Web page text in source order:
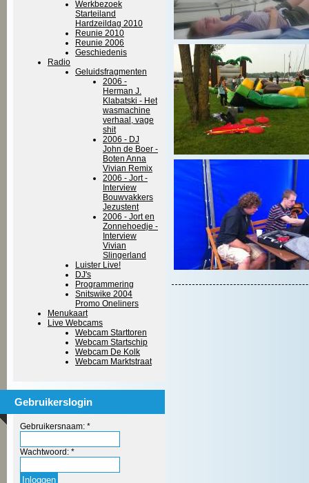
Werkbezoek
Starteiland
Hardzeildag 2010
Reunie 2010
Reunie 2006
Geschiedenis
Radio
Geluidsfragmenten
2006 -
Herman J.
Klabatski - Het
wasmachine
verhaal, vage
shit
2006 - DJ
John de Boer -
Boten Anna
Vivian Remix
2006 - Jort -
Interview
Bouwvakkers
Jezustent
2006 - Jort en
Zonnehoedje -
Interview
Vivian
Slingerland
Luister Live!
DJ's
Programmering
Snitswike 2004
Promo Oneliners
Menukaart
Live Webcams
Webcam Starttoren
Webcam Startschip
Webcam De Kolk
Webcam Marktstraat
Gebruikerslogin
Gebruikersnaam: *
Wachtwoord: *